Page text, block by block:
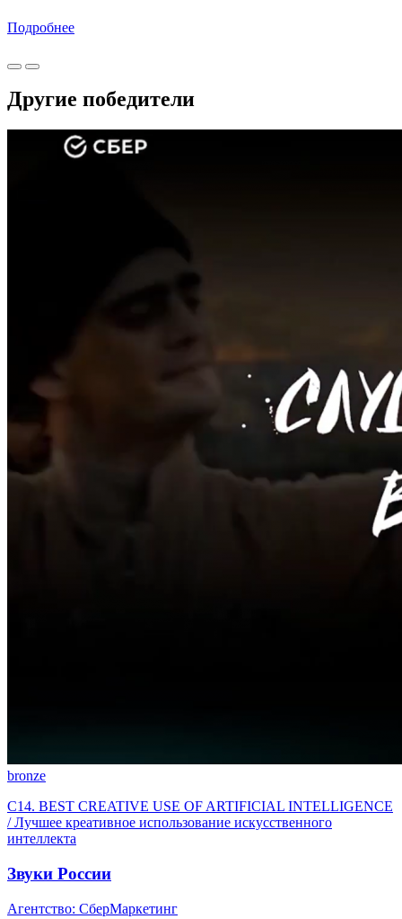
Подробнее
Другие победители
bronze
C14. BEST CREATIVE USE OF ARTIFICIAL INTELLIGENCE
/ Лучшее креативное использование искусственного
интеллекта
Звуки России
Агентство: СберМаркетинг